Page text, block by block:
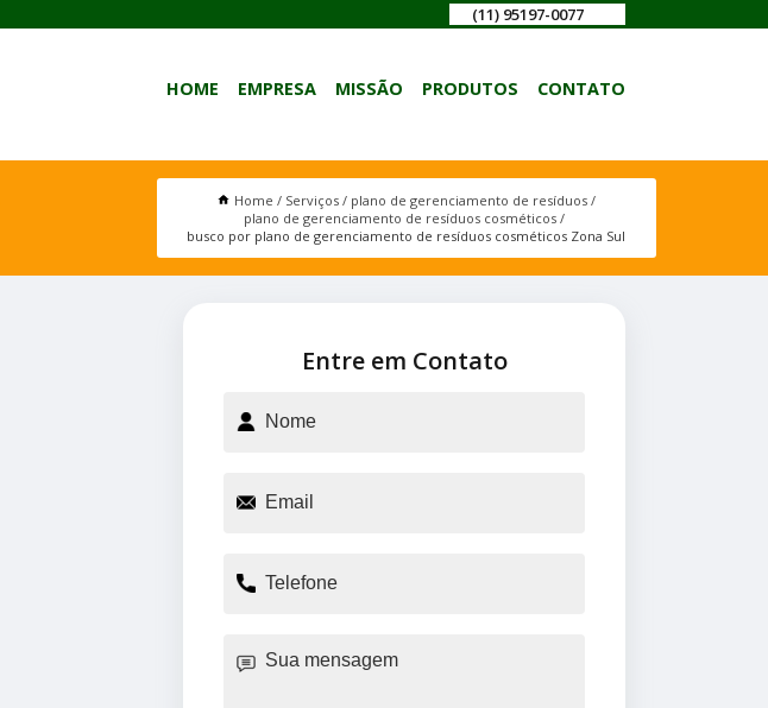
(11) 95197-0077
HOME EMPRESA MISSÃO PRODUTOS CONTATO
Home Serviços
plano de gerenciamento de resíduos
plano de gerenciamento de resíduos cosméticos
busco por plano de gerenciamento de resíduos cosméticos Zona Sul
Entre em Contato